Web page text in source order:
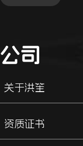
公司
关于洪笙
资质证书